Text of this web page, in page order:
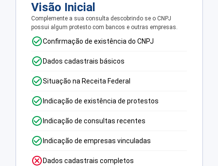
Visão Inicial
Complemente a sua consulta descobrindo se o CNPJ
possui algum protesto com bancos e outras empresas.
Confirmação de existência do CNPJ
Dados cadastrais básicos
Situação na Receita Federal
Indicação de existência de protestos
Indicação de consultas recentes
Indicação de empresas vinculadas
Dados cadastrais completos